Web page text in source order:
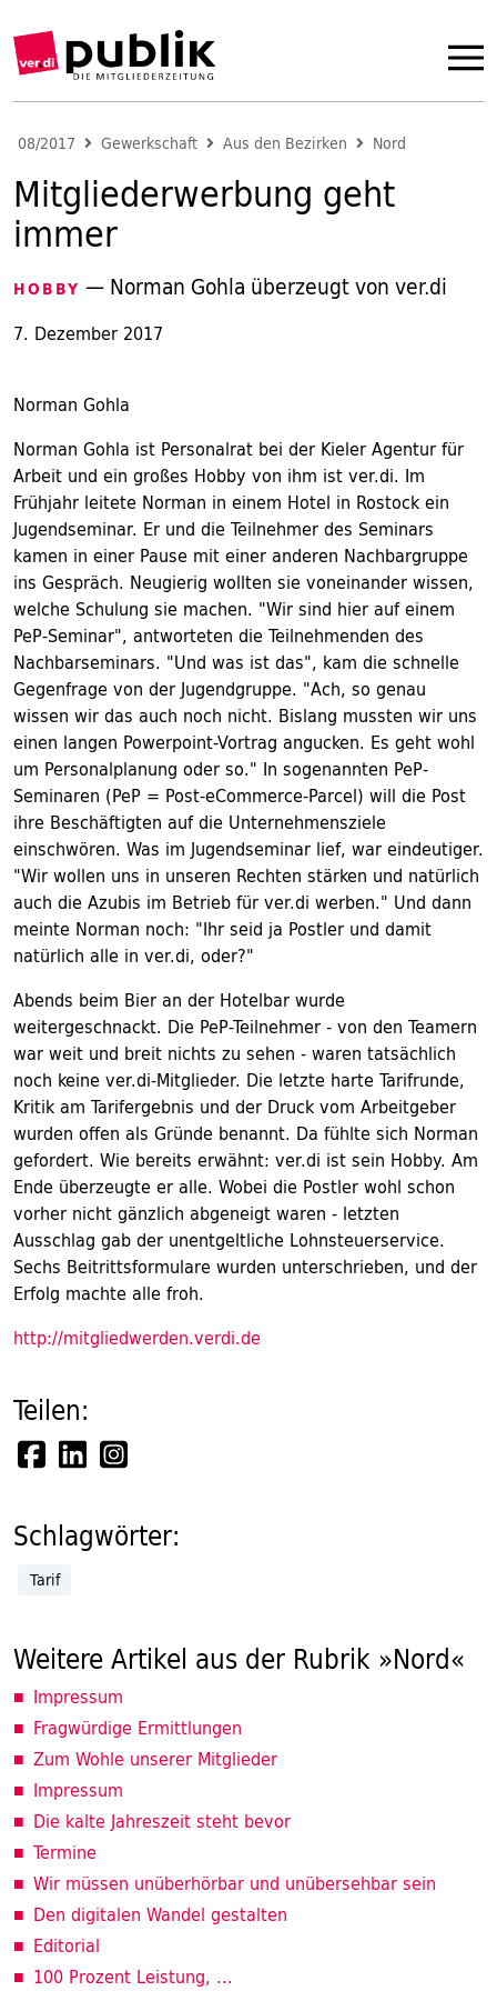
08/2017 Gewerkschaft Aus den Bezirken Nord
Mitgliederwerbung geht
immer
HOBBY — Norman Gohla überzeugt von ver.di
7. Dezember 2017
Norman Gohla
Norman Gohla ist Personalrat bei der Kieler Agentur für
Arbeit und ein großes Hobby von ihm ist ver.di. Im
Frühjahr leitete Norman in einem Hotel in Rostock ein
Jugendseminar. Er und die Teilnehmer des Seminars
kamen in einer Pause mit einer anderen Nachbargruppe
ins Gespräch. Neugierig wollten sie voneinander wissen,
welche Schulung sie machen. "Wir sind hier auf einem
PeP-Seminar", antworteten die Teilnehmenden des
Nachbarseminars. "Und was ist das", kam die schnelle
Gegenfrage von der Jugendgruppe. "Ach, so genau
wissen wir das auch noch nicht. Bislang mussten wir uns
einen langen Powerpoint-Vortrag angucken. Es geht wohl
um Personalplanung oder so." In sogenannten PeP-
Seminaren (PeP = Post-eCommerce-Parcel) will die Post
ihre Beschäftigten auf die Unternehmensziele
einschwören. Was im Jugendseminar lief, war eindeutiger.
"Wir wollen uns in unseren Rechten stärken und natürlich
auch die Azubis im Betrieb für ver.di werben." Und dann
meinte Norman noch: "Ihr seid ja Postler und damit
natürlich alle in ver.di, oder?"
Abends beim Bier an der Hotelbar wurde
weitergeschnackt. Die PeP-Teilnehmer - von den Teamern
war weit und breit nichts zu sehen - waren tatsächlich
noch keine ver.di-Mitglieder. Die letzte harte Tarifrunde,
Kritik am Tarifergebnis und der Druck vom Arbeitgeber
wurden offen als Gründe benannt. Da fühlte sich Norman
gefordert. Wie bereits erwähnt: ver.di ist sein Hobby. Am
Ende überzeugte er alle. Wobei die Postler wohl schon
vorher nicht gänzlich abgeneigt waren - letzten
Ausschlag gab der unentgeltliche Lohnsteuerservice.
Sechs Beitrittsformulare wurden unterschrieben, und der
Erfolg machte alle froh.
http://mitgliedwerden.verdi.de
Teilen:
Schlagwörter:
Tarif
Weitere Artikel aus der Rubrik »Nord«
Impressum
Fragwürdige Ermittlungen
Zum Wohle unserer Mitglieder
Impressum
Die kalte Jahreszeit steht bevor
Termine
Wir müssen unüberhörbar und unübersehbar sein
Den digitalen Wandel gestalten
Editorial
100 Prozent Leistung, ...